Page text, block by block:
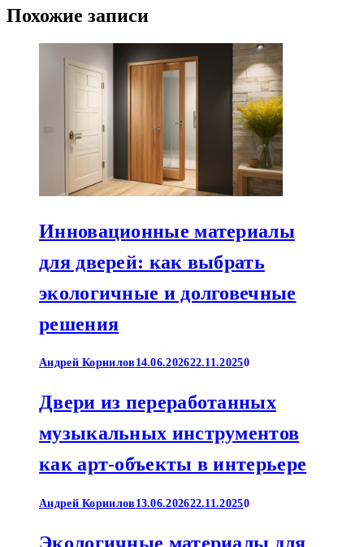
Похожие записи
Инновационные материалы
для дверей: как выбрать
экологичные и долговечные
решения
Андрей Корнилов 14.06.202622.11.20250
Двери из переработанных
музыкальных инструментов
как арт-объекты в интерьере
Андрей Корнилов 13.06.202622.11.20250